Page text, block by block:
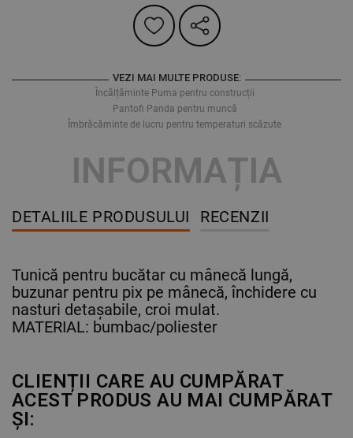
VEZI MAI MULTE PRODUSE:
Încălțăminte Puma pentru construcții
Pantofi Panda pentru muncă
Îmbrăcăminte de lucru pentru temperaturi scăzute
INFORMAȚIA
DETALIILE PRODUSULUI RECENZII
Tunică pentru bucătar cu mânecă lungă,
buzunar pentru pix pe mânecă, închidere cu
nasturi detașabile, croi mulat.
MATERIAL: bumbac/poliester
CLIENȚII CARE AU CUMPĂRAT
ACEST PRODUS AU MAI CUMPĂRAT
ȘI: